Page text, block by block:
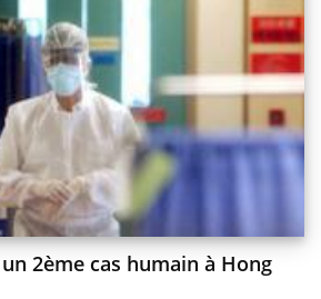
2ème cas humain à Hong